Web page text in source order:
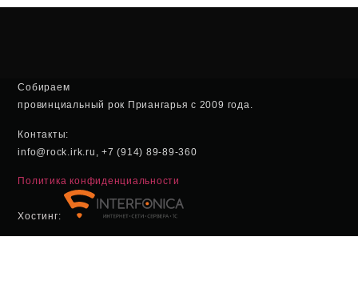
Собираем
провинциальный рок Приангарья с 2009 года.
Контакты:
info@rock.irk.ru, +7 (914) 89-89-360
Политика конфиденциальности
Хостинг: